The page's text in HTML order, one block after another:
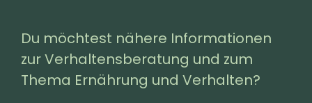
Du möchtest nähere Informationen
zur Verhaltensberatung und zum
Thema Ernährung und Verhalten?